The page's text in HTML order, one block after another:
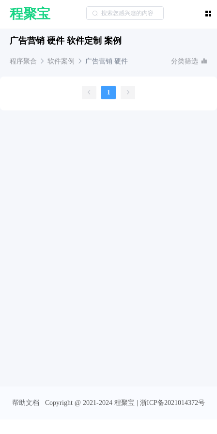
程聚宝
广告营销 硬件 软件定制 案例
程序聚合 软件案例 广告营销 硬件 分类筛选
1
帮助文档 Copyright @ 2021-2024 程聚宝 | 浙ICP备2021014372号